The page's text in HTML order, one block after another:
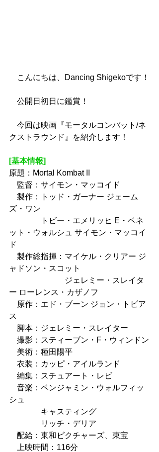
こんにちは、Dancing Shigekoです！
公開日初日に鑑賞！
今回は映画『モータルコンバット/ネ
クストラウンド』を紹介します！
[基本情報]
原題：Mortal Kombat II
監督：サイモン・マッコイド
製作：トッド・ガーナー ジェーム
ズ・ワン
トビー・エメリッヒ E・ベネ
ット・ウォルシュ サイモン・マッコイ
ド
製作総指揮：マイケル・クリアー ジ
ャドソン・スコット
ジェレミー・スレイタ
ー ローレンス・カザノフ
原作：エド・ブーン ジョン・トビア
ス
脚本：ジェレミー・スレイター
撮影：スティーブン・F・ウィンドン
美術：種田陽平
衣装：カッピ・アイルランド
編集：スチュアート・レビ
音楽：ベンジャミン・ウォルフィッ
シュ
キャスティング
リッチ・デリア
配給：東和ピクチャーズ、東宝
上映時間：116分